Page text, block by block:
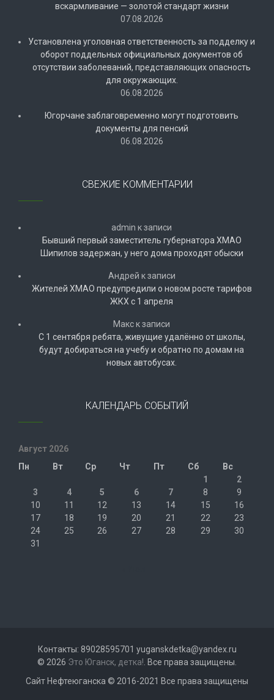
вскармливание — золотой стандарт жизни
07.08.2026
Установлена уголовная ответственность за подделку и
оборот поддельных официальных документов об
отсутствии заболеваний, представляющих опасность
для окружающих.
06.08.2026
Югорчане заблаговременно могут подготовить
документы для пенсий
06.08.2026
СВЕЖИЕ КОММЕНТАРИИ
admin к записи
Бывший первый заместитель губернатора ХМАО
Шипилов задержан, у него дома проходят обыски
Андрей к записи
Жителей ХМАО предупредили о новом росте тарифов
ЖКХ с 1 апреля
Макск записи
С 1 сентября ребята, живущие удалённо от школы,
будут добираться на учебу и обратно по домам на
новых автобусах.
КАЛЕНДАРЬ СОБЫТИЙ
Август 2026
Пн
Вт Ср Чт Пт Сб
Вс
1
2
3
4 5 6 7 8
9
10
11 12 13 14 15
16
17
18 19 20 21 22
23
24
25 26 27 28 29
30
31
Контакты: 89028595701 yuganskdetka@yandex.ru
© 2026 Это Юганск, детка! . Все права защищены.
Сайт Нефтеюганска © 2016-2021 Все права защищены